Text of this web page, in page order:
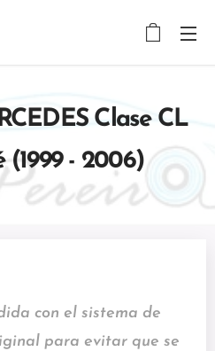
Clase CL
(1999 - 2006)
con el sistema de
para evitar que se